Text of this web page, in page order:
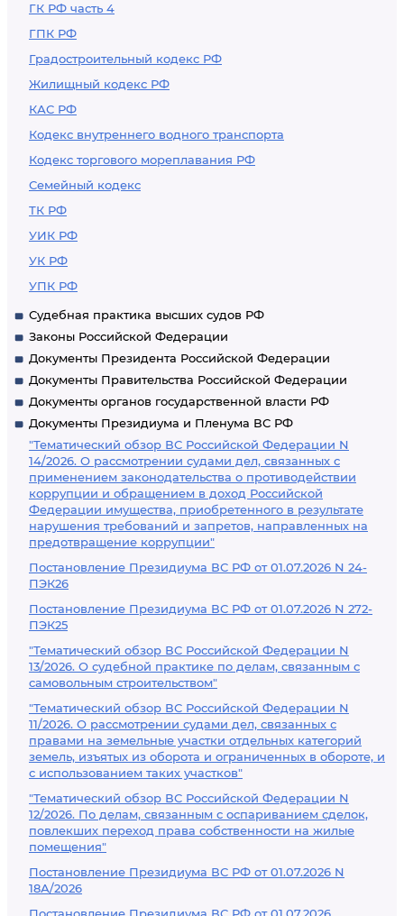
ГК РФ часть 4
ГПК РФ
Градостроительный кодекс РФ
Жилищный кодекс РФ
КАС РФ
Кодекс внутреннего водного транспорта
Кодекс торгового мореплавания РФ
Семейный кодекс
ТК РФ
УИК РФ
УК РФ
УПК РФ
Судебная практика высших судов РФ
Законы Российской Федерации
Документы Президента Российской Федерации
Документы Правительства Российской Федерации
Документы органов государственной власти РФ
Документы Президиума и Пленума ВС РФ
"Тематический обзор ВС Российской Федерации N
14/2026. О рассмотрении судами дел, связанных с
применением законодательства о противодействии
коррупции и обращением в доход Российской
Федерации имущества, приобретенного в результате
нарушения требований и запретов, направленных на
предотвращение коррупции"
Постановление Президиума ВС РФ от 01.07.2026 N 24-
ПЭК26
Постановление Президиума ВС РФ от 01.07.2026 N 272-
ПЭК25
"Тематический обзор ВС Российской Федерации N
13/2026. О судебной практике по делам, связанным с
самовольным строительством"
"Тематический обзор ВС Российской Федерации N
11/2026. О рассмотрении судами дел, связанных с
правами на земельные участки отдельных категорий
земель, изъятых из оборота и ограниченных в обороте, и
с использованием таких участков"
"Тематический обзор ВС Российской Федерации N
12/2026. По делам, связанным с оспариванием сделок,
повлекших переход права собственности на жилые
помещения"
Постановление Президиума ВС РФ от 01.07.2026 N
18А/2026